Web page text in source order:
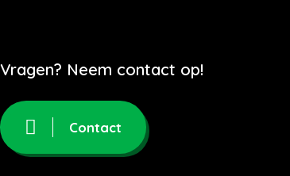
Vragen? Neem contact op!
Contact